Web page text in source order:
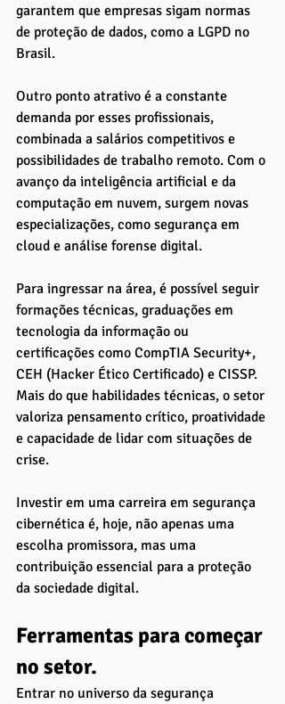
garantem que empresas sigam normas
de proteção de dados, como a LGPD no
Brasil.
Outro ponto atrativo é a constante
demanda por esses profissionais,
combinada a salários competitivos e
possibilidades de trabalho remoto. Com o
avanço da inteligência artificial e da
computação em nuvem, surgem novas
especializações, como segurança em
cloud e análise forense digital.
Para ingressar na área, é possível seguir
formações técnicas, graduações em
tecnologia da informação ou
certificações como CompTIA Security+,
CEH (Hacker Ético Certificado) e CISSP.
Mais do que habilidades técnicas, o setor
valoriza pensamento crítico, proatividade
e capacidade de lidar com situações de
crise.
Investir em uma carreira em segurança
cibernética é, hoje, não apenas uma
escolha promissora, mas uma
contribuição essencial para a proteção
da sociedade digital.
Ferramentas para começar
no setor.
Entrar no universo da segurança